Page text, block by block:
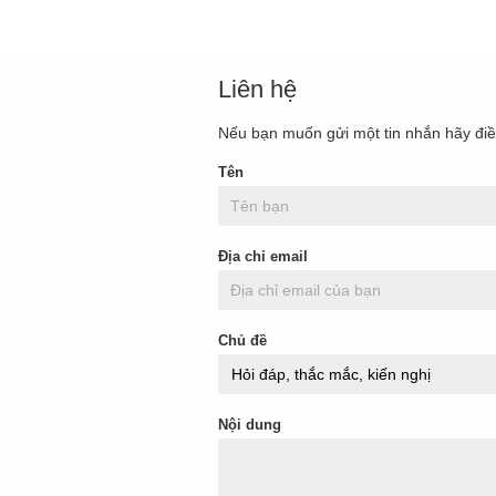
Liên hệ
Nếu bạn muốn gửi một tin nhắn hãy
Tên
Địa chỉ email
Chủ đề
Nội dung